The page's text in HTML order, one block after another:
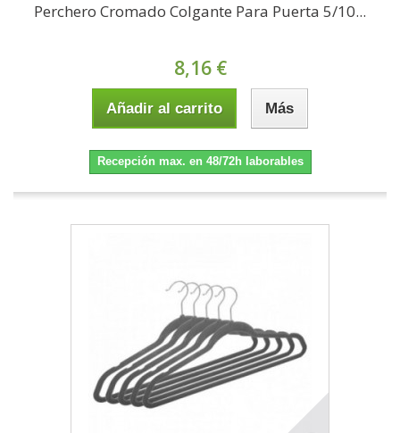
Perchero Cromado Colgante Para Puerta 5/10...
8,16 €
Añadir al carrito Más
Recepción max. en 48/72h laborables